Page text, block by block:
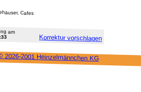
Cafes
am
Korrektur vor­schlagen
2026-2001 Heinzel­männchen KG